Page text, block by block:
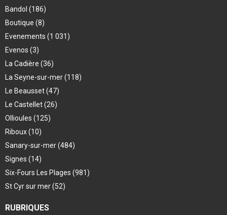
Bandol (186)
Boutique (8)
Evenements (1 031)
Evenos (3)
La Cadière (36)
La Seyne-sur-mer(118)
Le Beausset(47)
Le Castellet(26)
Ollioules (125)
Riboux(10)
Sanary-sur-mer(484)
Signes (14)
Six-Fours Les Plages (981)
St Cyr sur mer(52)
RUBRIQUES